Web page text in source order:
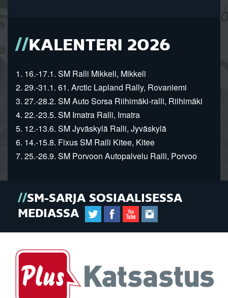
KALENTERI 2026
1. 16.-17.1. SM Ralli Mikkeli, Mikkeli
2. 29.-31.1. 61. Arctic Lapland Rally, Rovaniemi
3. 27.-28.2. SM Auto Sorsa Riihimäki-ralli, Riihimäki
4. 22.-23.5. SM Imatra Ralli, Imatra
5. 12.-13.6. SM Jyväskylä Ralli, Jyväskylä
6. 14.-15.8. Fixus SM Ralli Kitee, Kitee
7. 25.-26.9. SM Porvoon Autopalvelu Ralli, Porvoo
SM-SARJA SOSIAALISESSA
MEDIASSA